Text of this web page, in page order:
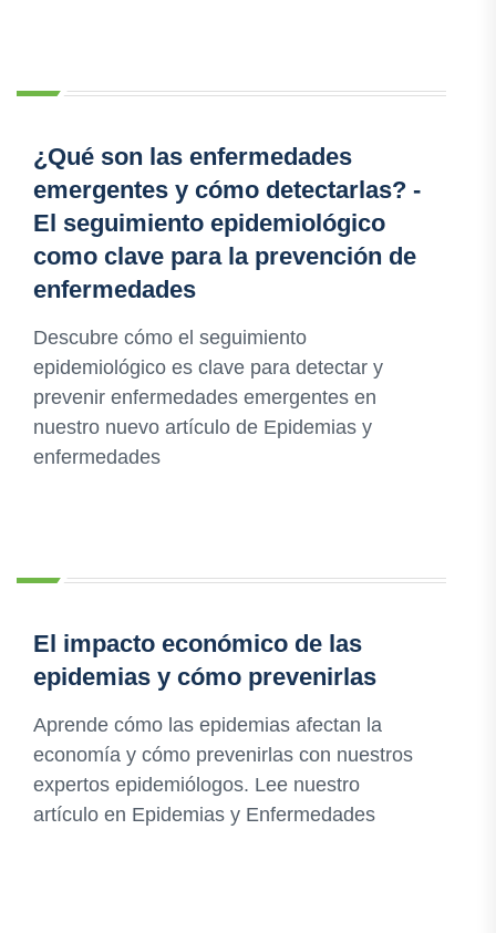
¿Qué son las enfermedades
emergentes y cómo detectarlas? -
El seguimiento epidemiológico
como clave para la prevención de
enfermedades
Descubre cómo el seguimiento
epidemiológico es clave para detectar y
prevenir enfermedades emergentes en
nuestro nuevo artículo de Epidemias y
enfermedades
El impacto económico de las
epidemias y cómo prevenirlas
Aprende cómo las epidemias afectan la
economía y cómo prevenirlas con nuestros
expertos epidemiólogos. Lee nuestro
artículo en Epidemias y Enfermedades